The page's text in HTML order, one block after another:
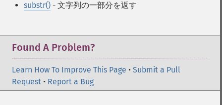
substr() - 文字列の一部分を返す
Found A Problem?
Learn How To Improve This Page • Submit a Pull
Request • Report a Bug